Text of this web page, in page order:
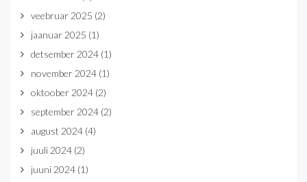
veebruar 2025 (2)
jaanuar 2025 (1)
detsember 2024 (1)
november 2024 (1)
oktoober 2024 (2)
september 2024 (2)
august 2024 (4)
juuli 2024 (2)
juuni 2024 (1)